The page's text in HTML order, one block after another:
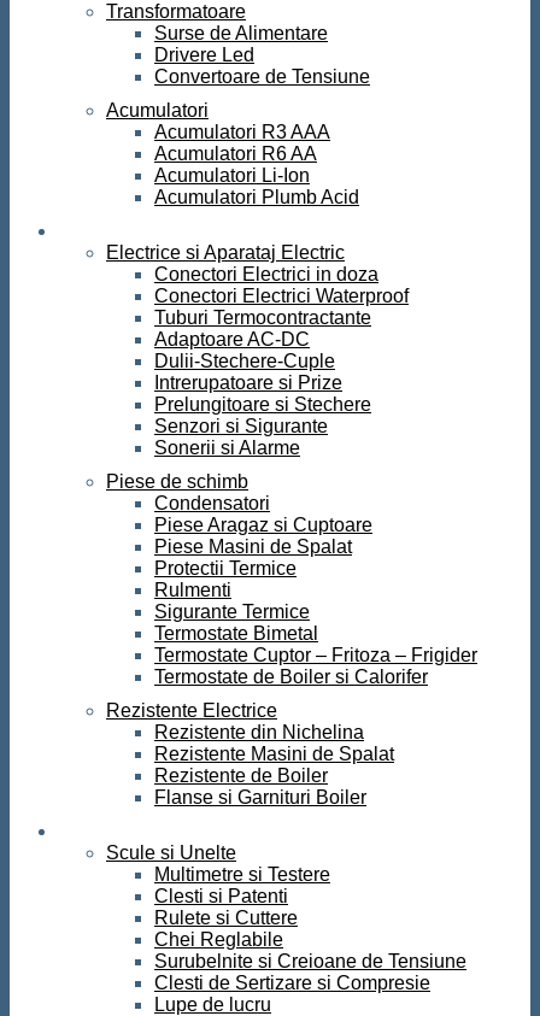
Transformatoare
Surse de Alimentare
Drivere Led
Convertoare de Tensiune
Acumulatori
Acumulatori R3 AAA
Acumulatori R6 AA
Acumulatori Li-Ion
Acumulatori Plumb Acid
Electrice si Aparataj Electric
Conectori Electrici in doza
Conectori Electrici Waterproof
Tuburi Termocontractante
Adaptoare AC-DC
Dulii-Stechere-Cuple
Intrerupatoare si Prize
Prelungitoare si Stechere
Senzori si Sigurante
Sonerii si Alarme
Piese de schimb
Condensatori
Piese Aragaz si Cuptoare
Piese Masini de Spalat
Protectii Termice
Rulmenti
Sigurante Termice
Termostate Bimetal
Termostate Cuptor – Fritoza – Frigider
Termostate de Boiler si Calorifer
Rezistente Electrice
Rezistente din Nichelina
Rezistente Masini de Spalat
Rezistente de Boiler
Flanse si Garnituri Boiler
Scule si Unelte
Multimetre si Testere
Clesti si Patenti
Rulete si Cuttere
Chei Reglabile
Surubelnite si Creioane de Tensiune
Clesti de Sertizare si Compresie
Lupe de lucru